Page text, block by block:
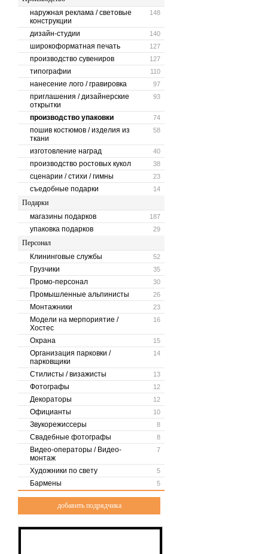
148
наружная реклама / световые
конструкции
140
дизайн-студии
127
широкоформатная печать
127
производство сувениров
110
типографии
97
нанесение лого / гравировка
93
приглашения / дизайнерские
открытки
74
производство упаковки
58
пошив костюмов / изделия из
ткани
40
изготовление наград
38
производство ростовых кукол
23
сценарии / стихи / гимны
14
съедобные подарки
Подарки
187
магазины подарков
29
упаковка подарков
Персонал
52
Клининговые службы
35
Грузчики
30
Промо-персонал
26
Промышленные альпинисты
23
Монтажники
16
Модели на мерпориятие /
Хостес
15
Охрана
14
Организация парковки /
парковщики
13
Стилисты / визажисты
12
Фотографы
12
Декораторы
10
Официанты
8
Звукорежиссеры
8
Свадебные фотографы
7
Видео-операторы / Видео-
монтаж
5
Художники по свету
5
Бармены
добавить подрядчика